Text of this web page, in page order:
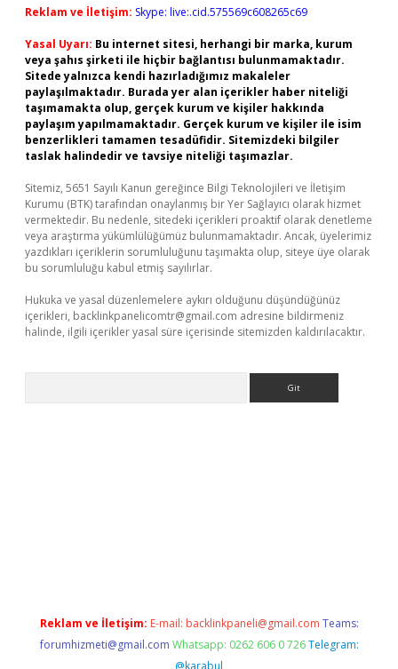
Reklam ve İletişim: Skype: live:.cid.575569c608265c69
Yasal Uyarı: Bu internet sitesi, herhangi bir marka, kurum
veya şahıs şirketi ile hiçbir bağlantısı bulunmamaktadır.
Sitede yalnızca kendi hazırladığımız makaleler
paylaşılmaktadır. Burada yer alan içerikler haber niteliği
taşımamakta olup, gerçek kurum ve kişiler hakkında
paylaşım yapılmamaktadır. Gerçek kurum ve kişiler ile isim
benzerlikleri tamamen tesadüfidir. Sitemizdeki bilgiler
taslak halindedir ve tavsiye niteliği taşımazlar.
Sitemiz, 5651 Sayılı Kanun gereğince Bilgi Teknolojileri ve İletişim
Kurumu (BTK) tarafından onaylanmış bir Yer Sağlayıcı olarak hizmet
vermektedir. Bu nedenle, sitedeki içerikleri proaktif olarak denetleme
veya araştırma yükümlülüğümüz bulunmamaktadır. Ancak, üyelerimiz
yazdıkları içeriklerin sorumluluğunu taşımakta olup, siteye üye olarak
bu sorumluluğu kabul etmiş sayılırlar.
Hukuka ve yasal düzenlemelere aykırı olduğunu düşündüğünüz
içerikleri, backlinkpanelicomtr@gmail.com adresine bildirmeniz
halinde, ilgili içerikler yasal süre içerisinde sitemizden kaldırılacaktır.
Reklam ve İletişim: E-mail: backlinkpaneli@gmail.com Teams:
forumhizmeti@gmail.com Whatsapp: 0262 606 0 726 Telegram:
@karabul